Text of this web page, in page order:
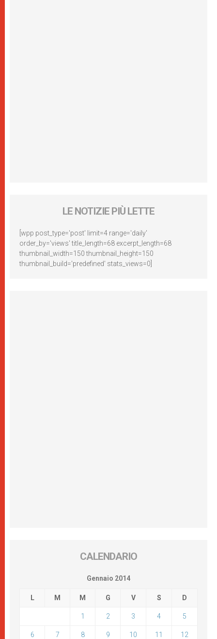
LE NOTIZIE PIÙ LETTE
[wpp post_type='post' limit=4 range='daily'
order_by='views' title_length=68 excerpt_length=68
thumbnail_width=150 thumbnail_height=150
thumbnail_build='predefined' stats_views=0]
CALENDARIO
Gennaio 2014
L M M G V S D
1 2 3 4 5
6 7 8 9 10 11 12